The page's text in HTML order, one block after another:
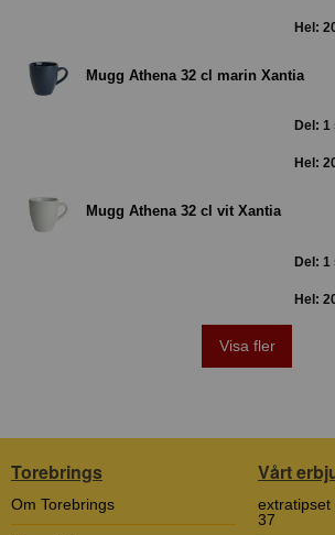
Hel:
Mugg Athena 32 cl marin Xantia
Del: 1
Hel:
Mugg Athena 32 cl vit Xantia
Del: 1
Hel:
Visa fler
Torebrings
Om Torebrings
Vårt
extratipset
37